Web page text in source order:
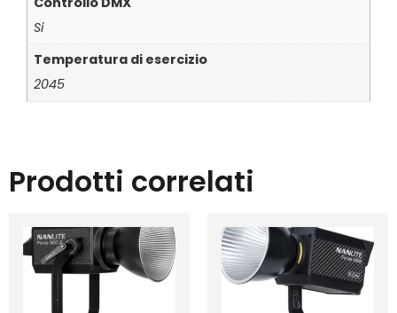
Si
Temperatura di esercizio
2045
Prodotti correlati